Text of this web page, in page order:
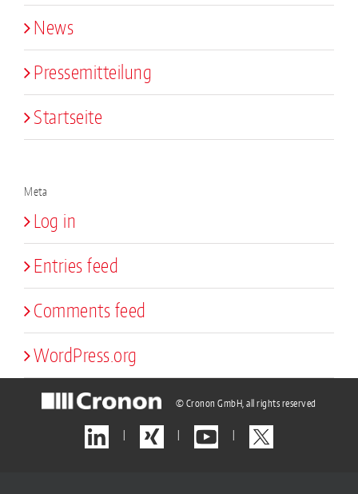
News
Pressemitteilung
Startseite
Meta
Log in
Entries feed
Comments feed
WordPress.org
© Cronon GmbH, all rights reserved